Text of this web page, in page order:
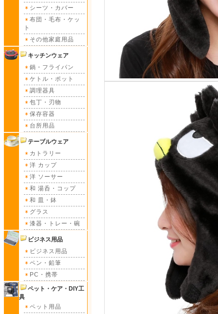
シーツ・カバー
布団・毛布・ケッ
ト
その他家庭用品
キッチンウェア
鍋・フライパン
ケトル・ポット
調理器具
包丁・刃物
保存容器
台所用品
テーブルウェア
カトラリー
洋 カップ
洋 ソーサー
和 湯呑・コップ
和 皿・鉢
グラス
漆器・トレー・碗
ビジネス用品
ビジネス用品
ペン・鉛筆
PC・携帯
ペット・ケア・DIY工
具
ペット用品